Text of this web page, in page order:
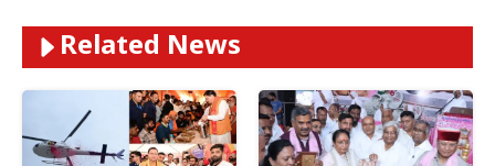
Related News